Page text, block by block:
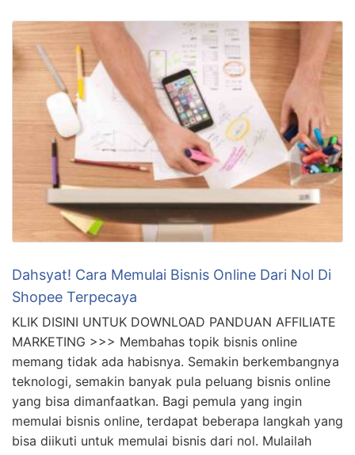
Dahsyat! Cara Memulai Bisnis Online Dari Nol Di
Shopee Terpecaya
KLIK DISINI UNTUK DOWNLOAD PANDUAN AFFILIATE
MARKETING >>> Membahas topik bisnis online
memang tidak ada habisnya. Semakin berkembangnya
teknologi, semakin banyak pula peluang bisnis online
yang bisa dimanfaatkan. Bagi pemula yang ingin
memulai bisnis online, terdapat beberapa langkah yang
bisa diikuti untuk memulai bisnis dari nol. Mulailah